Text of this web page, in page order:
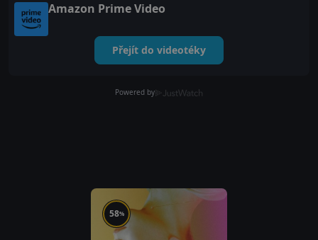
Amazon Prime Video
Přejít do videotéky
Powered by
58%